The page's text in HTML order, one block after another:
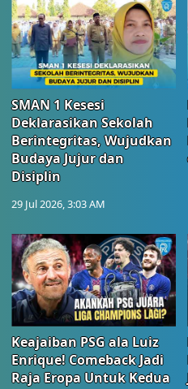
SMAN 1 Kesesi
Deklarasikan Sekolah
Berintegritas, Wujudkan
Budaya Jujur dan
Disiplin
29 Jul 2026, 3:03 AM
Keajaiban PSG ala Luiz
Enrique! Comeback Jadi
Raja Eropa Untuk Kedua